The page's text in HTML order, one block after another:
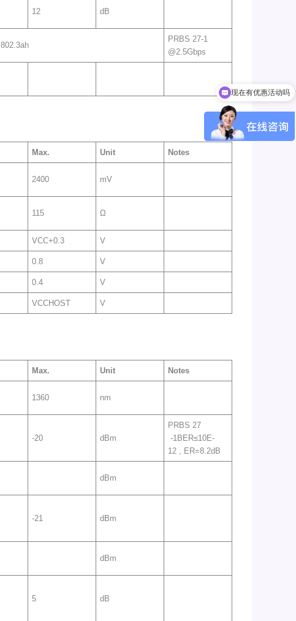
12 dB
PRBS 27-1
@2.5Gbps
Max. Unit Notes
2400 mV
115 Ω
VCC+0.3 V
0.8 V
0.4 V
VCCHOST V
Max. Unit Notes
1360 nm
-20 dBm
PRBS 27
-1BER≤10E-
12 , ER=8.2dB
dBm
-21 dBm
dBm
5 dB
现在有优惠活动吗